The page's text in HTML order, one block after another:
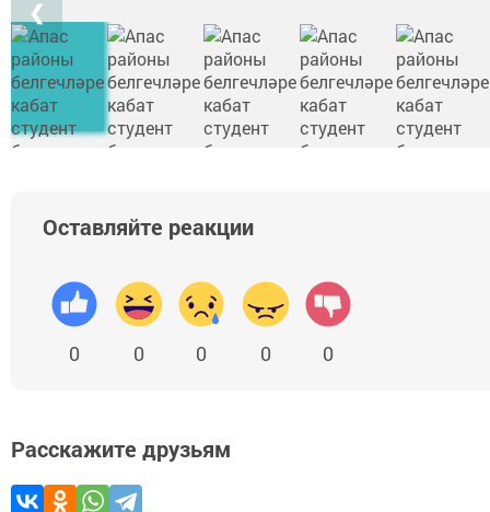
❮
Оставляйте реакции
0 0 0 0 0
Расскажите друзьям